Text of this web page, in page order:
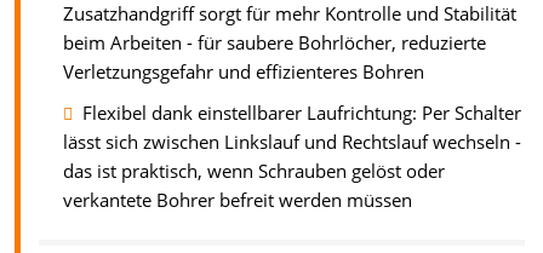
Zusatzhandgriff sorgt für mehr Kontrolle und Stabilität
beim Arbeiten - für saubere Bohrlöcher, reduzierte
Verletzungsgefahr und effizienteres Bohren
Flexibel dank einstellbarer Laufrichtung: Per Schalter
lässt sich zwischen Linkslauf und Rechtslauf wechseln -
das ist praktisch, wenn Schrauben gelöst oder
verkantete Bohrer befreit werden müssen